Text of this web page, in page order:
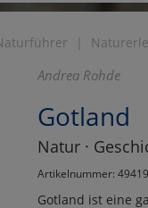
Andrea Rohde
Gotland
Natur ·
Artikelnummer:
Gotland ist eine